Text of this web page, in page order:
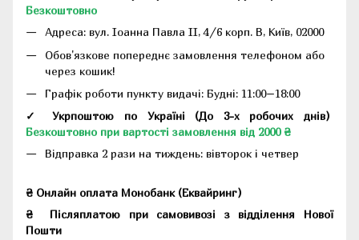
Безкоштовно
Адреса: вул. Іоанна Павла II, 4/6 корп. В, Київ, 02000
Обов'язкове попереднє замовлення телефоном або
через кошик!
Графік роботи пункту видачі: Будні: 11:00–18:00
✓ Укрпоштою по Україні (До 3-х робочих днів)
Безкоштовно при вартості замовлення від 2000 ₴
Відправка 2 рази на тиждень: вівторок і четвер
₴ Онлайн оплата Монобанк (Еквайринг)
₴
Післяплатою при самовивозі з відділення Нової
Пошти